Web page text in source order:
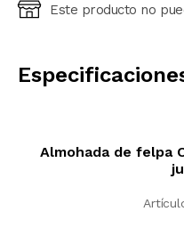
Ingresá código postal
Este producto no
Almohada de felpa